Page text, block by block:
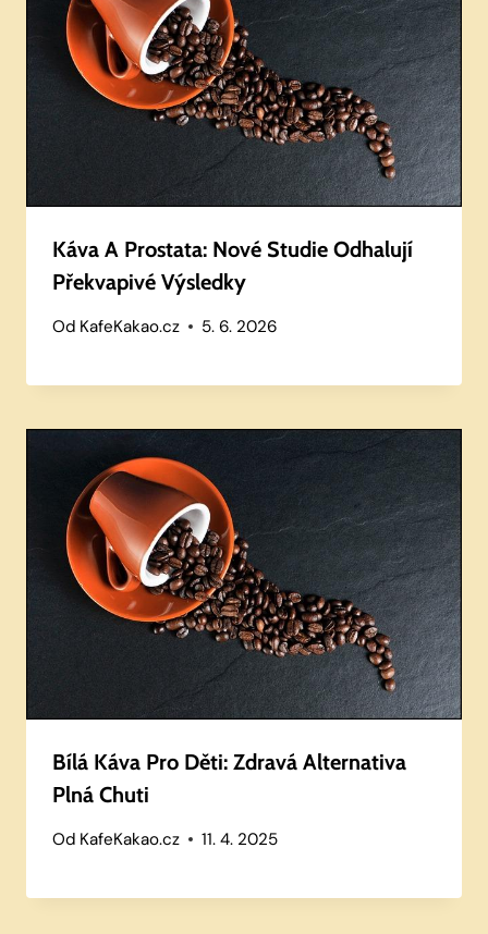
Káva A Prostata: Nové Studie Odhalují
Překvapivé Výsledky
Od KafeKakao.cz 5. 6. 2026
Bílá Káva Pro Děti: Zdravá Alternativa
Plná Chuti
Od KafeKakao.cz 11. 4. 2025